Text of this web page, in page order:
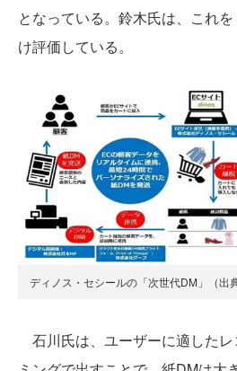
となっている。鈴木氏は、これ
け評価している。
ディノス・セシールの「次世代DM」（出
石川氏は、ユーザーに適したレ